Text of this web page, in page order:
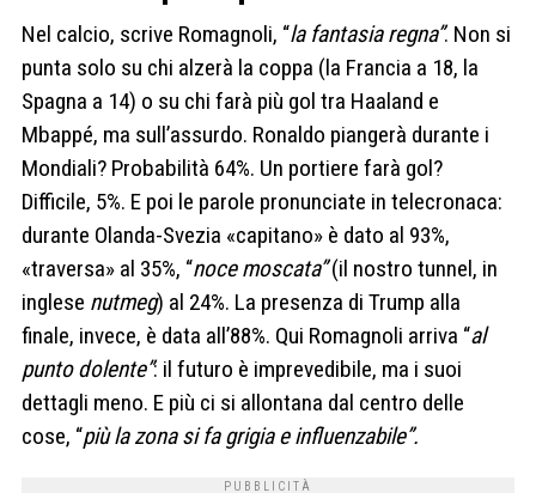
Nel calcio, scrive Romagnoli, “la fantasia regna”. Non si
punta solo su chi alzerà la coppa (la Francia a 18, la
Spagna a 14) o su chi farà più gol tra Haaland e
Mbappé, ma sull’assurdo. Ronaldo piangerà durante i
Mondiali? Probabilità 64%. Un portiere farà gol?
Difficile, 5%. E poi le parole pronunciate in telecronaca:
durante Olanda-Svezia «capitano» è dato al 93%,
«traversa» al 35%, “noce moscata”(il nostro tunnel, in
inglese nutmeg) al 24%. La presenza di Trump alla
finale, invece, è data all’88%. Qui Romagnoli arriva “al
punto dolente”: il futuro è imprevedibile, ma i suoi
dettagli meno. E più ci si allontana dal centro delle
cose, “più la zona si fa grigia e influenzabile”.